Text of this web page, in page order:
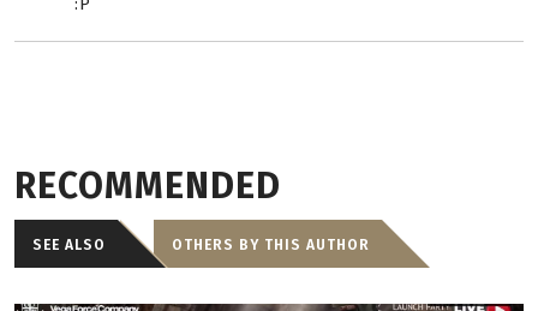
:P
RECOMMENDED
SEE ALSO OTHERS BY THIS AUTHOR